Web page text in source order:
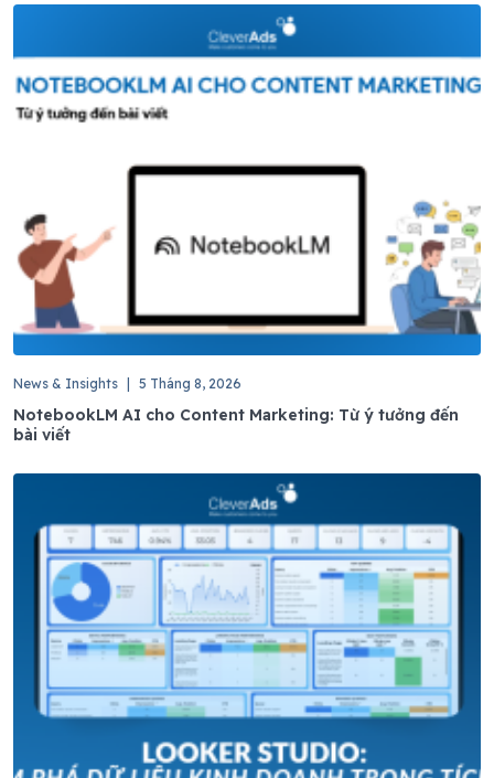
News & Insights 5 Tháng 8, 2026
NotebookLM AI cho Content Marketing: Từ ý tưởng đến
bài viết